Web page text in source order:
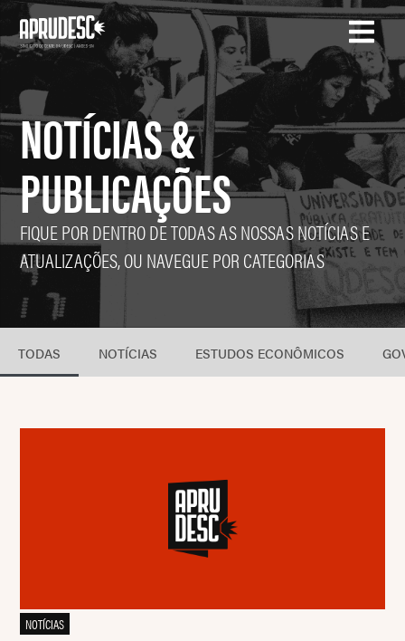
NOTÍCIAS &
PUBLICAÇÕES
FIQUE POR DENTRO DE TODAS AS NOSSAS NOTÍCIAS E
ATUALIZAÇÕES, OU NAVEGUE POR CATEGORIAS
TODAS NOTÍCIAS ESTUDOS ECONÔMICOS
NOTÍCIAS